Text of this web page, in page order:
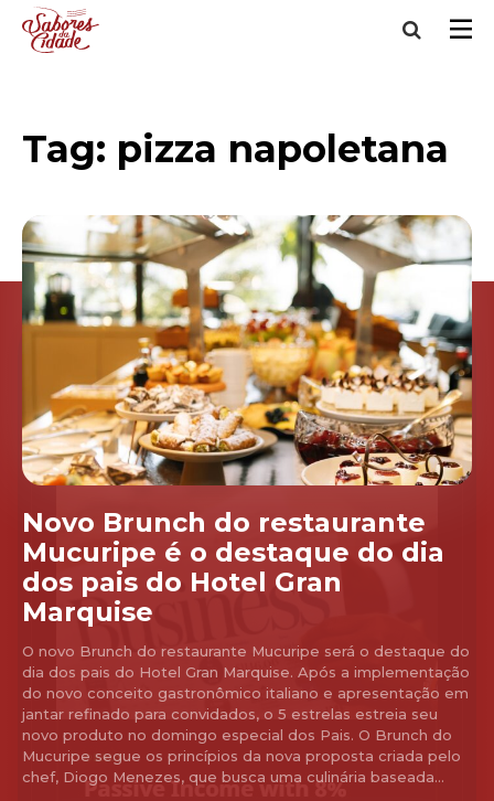
Tag: pizza napoletana
Novo Brunch do restaurante
Mucuripe é o destaque do dia
dos pais do Hotel Gran
Marquise
O novo Brunch do restaurante Mucuripe será o destaque do
dia dos pais do Hotel Gran Marquise. Após a implementação
do novo conceito gastronômico italiano e apresentação em
jantar refinado para convidados, o 5 estrelas estreia seu
novo produto no domingo especial dos Pais. O Brunch do
Mucuripe segue os princípios da nova proposta criada pelo
chef, Diogo Menezes, que busca uma culinária baseada...